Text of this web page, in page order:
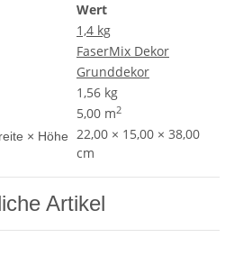
Wert
1,4 kg
FaserMix Dekor
Grunddekor
1,56 kg
5,00 m2
× Höhe
22,00 × 15,00 × 38,00
cm
Artikel